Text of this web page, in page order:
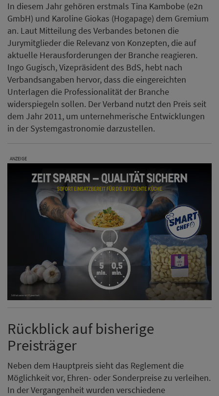
In diesem Jahr gehören erstmals Tina Kambobe (e2n
GmbH) und Karoline Giokas (Hogapage) dem Gremium
an. Laut Mitteilung des Verbandes betonen die
Jurymitglieder die Relevanz von Konzepten, die auf
aktuelle Herausforderungen der Branche reagieren.
Ingo Gugisch, Vizepräsident des BdS, hebt nach
Verbandsangaben hervor, dass die eingereichten
Unterlagen die Professionalität der Branche
widerspiegeln sollen. Der Verband nutzt den Preis seit
dem Jahr 2011, um unternehmerische Entwicklungen
in der Systemgastronomie darzustellen.
ANZEIGE
Rückblick auf bisherige
Preisträger
Neben dem Hauptpreis sieht das Reglement die
Möglichkeit vor, Ehren- oder Sonderpreise zu verleihen.
In der Vergangenheit wurden verschiedene